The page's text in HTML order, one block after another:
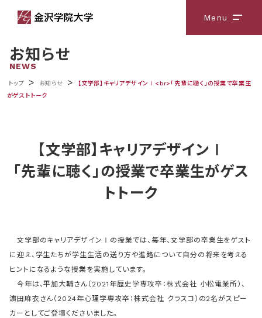
Menu メニ
お知らせ
NEWS
トップ > お知らせ >
【文学部】キャリアデザインⅠ<br>「先輩に聴く」の授業で卒業生
がゲストトーク
【文学部】キャリアデザインⅠ
「先輩に聴く」の授業で卒業生がゲス
トトーク
文学部のキャリアデザインⅠの授業では、毎年、文学部の卒業生をゲスト
に迎え、学生たちが学生生活の送り方や進路について自分の将来を考える
ヒントになるような授業を実施しています。
今年は、平加大輔さん（2021年歴史学専攻卒：株式会社 小松電業所）、
濵田麻衣さん（2024年心理学専攻卒：株式会社 クラスコ）の2名がスピー
カーとしてご登壇くださいました。